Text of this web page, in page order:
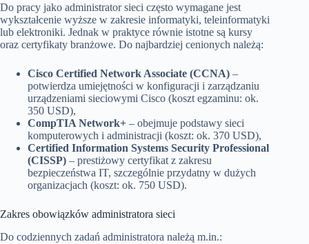
Do pracy jako administrator sieci często wymagane jest
wykształcenie wyższe w zakresie informatyki, teleinformatyki
lub elektroniki. Jednak w praktyce równie istotne są kursy
oraz certyfikaty branżowe. Do najbardziej cenionych należą:
Cisco Certified Network Associate (CCNA) –
potwierdza umiejętności w konfiguracji i zarządzaniu
urządzeniami sieciowymi Cisco (koszt egzaminu: ok.
350 USD),
CompTIA Network+ – obejmuje podstawy sieci
komputerowych i administracji (koszt: ok. 370 USD),
Certified Information Systems Security Professional
(CISSP) – prestiżowy certyfikat z zakresu
bezpieczeństwa IT, szczególnie przydatny w dużych
organizacjach (koszt: ok. 750 USD).
Zakres obowiązków administratora sieci
Do codziennych zadań administratora należą m.in.: